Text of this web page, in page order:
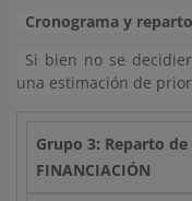
Cronograma y
Si bien no se
una estimación de
Grupo 3: Reparto de
FINANCIACIÓN